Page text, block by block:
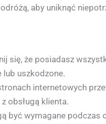
aby uniknąć
się, że posiadasz
lub uszkodzone.
internetowych
obsługą klienta.
być wymagane podczas